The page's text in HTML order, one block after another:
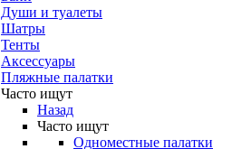
Души и туалеты
Шатры
Тенты
Аксессуары
Пляжные палатки
Часто ищут
Назад
Часто ищут
Одноместные палатки